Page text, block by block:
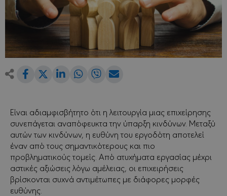
Share
Share
Twitter
ShareShareShareShare
Είναι αδιαμφισβήτητο ότι η λειτουργία μιας επιχείρησης
συνεπάγεται αναπόφευκτα την ύπαρξη κινδύνων. Μεταξύ
αυτών των κινδύνων, η ευθύνη του εργοδότη αποτελεί
έναν από τους σημαντικότερους και πιο
προβληματικούς τομείς. Από ατυχήματα εργασίας μέχρι
αστικές αξιώσεις λόγω αμέλειας, οι επιχειρήσεις
βρίσκονται συχνά αντιμέτωπες με διάφορες μορφές
ευθύνης.